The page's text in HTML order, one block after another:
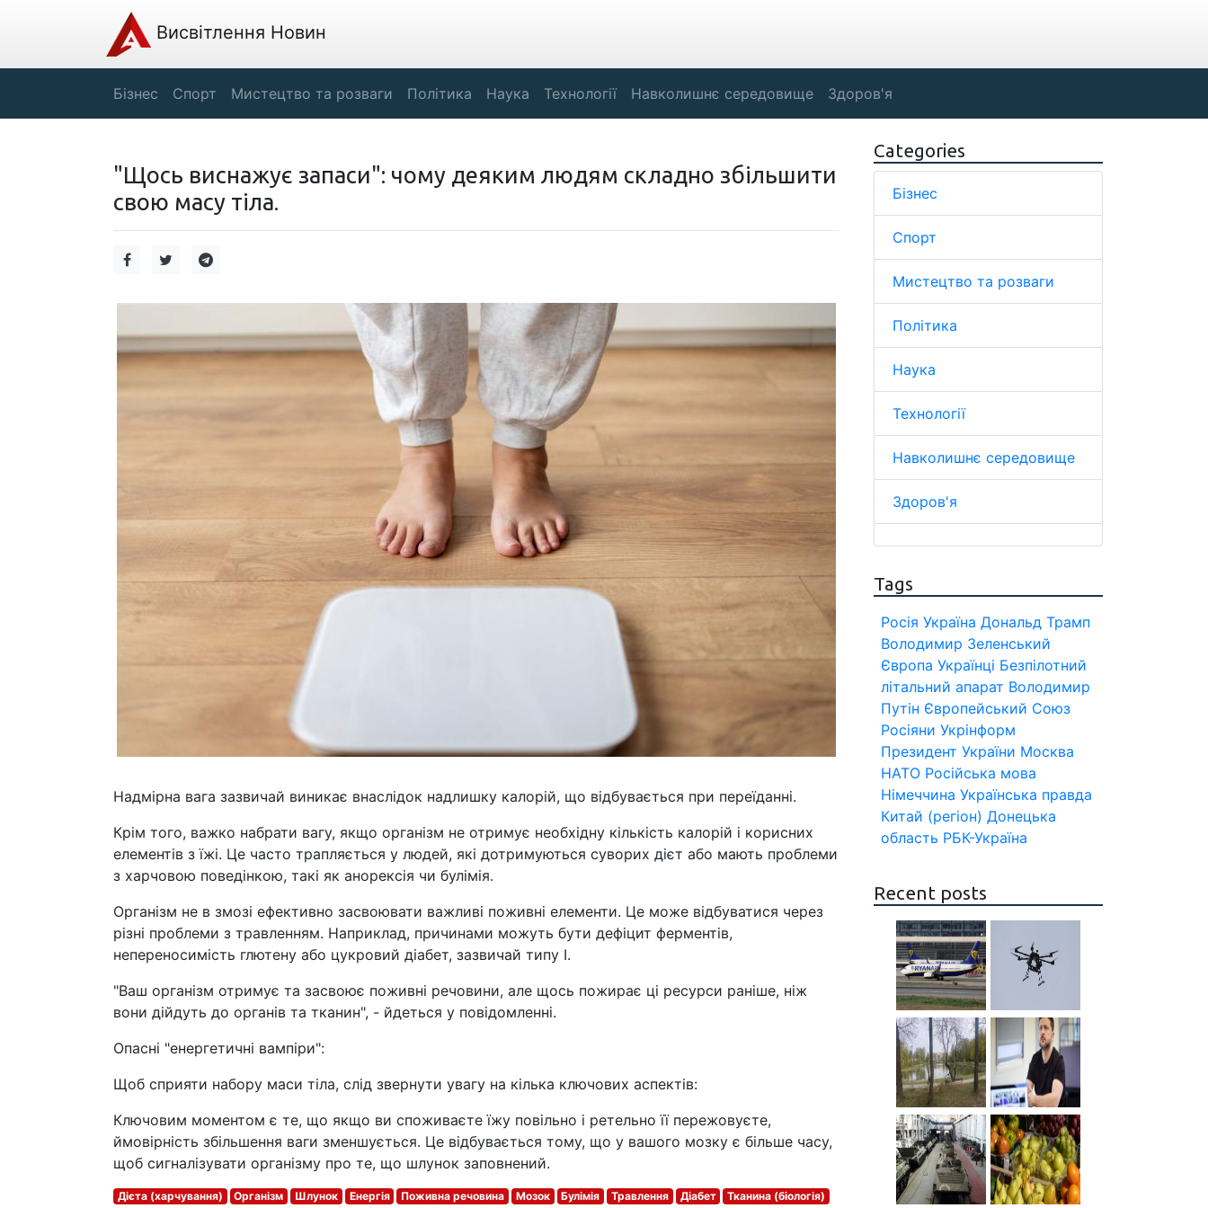
Висвітлення Новин
Бізнес Спорт Мистецтво та розваги Політика Наука Технології Навколишнє середовище Здоров'я
"Щось виснажує запаси": чому деяким людям складно збільшити
свою масу тіла.
Надмірна вага зазвичай виникає внаслідок надлишку калорій, що відбувається при переїданні.
Крім того, важко набрати вагу, якщо організм не отримує необхідну кількість калорій і корисних
елементів з їжі. Це часто трапляється у людей, які дотримуються суворих дієт або мають проблеми
з харчовою поведінкою, такі як анорексія чи булімія.
Організм не в змозі ефективно засвоювати важливі поживні елементи. Це може відбуватися через
різні проблеми з травленням. Наприклад, причинами можуть бути дефіцит ферментів,
непереносимість глютену або цукровий діабет, зазвичай типу І.
"Ваш організм отримує та засвоює поживні речовини, але щось пожирає ці ресурси раніше, ніж
вони дійдуть до органів та тканин", - йдеться у повідомленні.
Опасні "енергетичні вампіри":
Щоб сприяти набору маси тіла, слід звернути увагу на кілька ключових аспектів:
Ключовим моментом є те, що якщо ви споживаєте їжу повільно і ретельно її пережовуєте,
ймовірність збільшення ваги зменшується. Це відбувається тому, що у вашого мозку є більше часу,
щоб сигналізувати організму про те, що шлунок заповнений.
Дієта (харчування) Організм Шлунок Енергія Поживна речовина Мозок Булімія Травлення Діабет Тканина (біологія)
Categories
Бізнес
Спорт
Мистецтво та розваги
Політика
Наука
Технології
Навколишнє середовище
Здоров'я
Tags
Росія Україна Дональд Трамп
Володимир Зеленський
Європа Українці Безпілотний
літальний апарат Володимир
Путін Європейський Союз
Росіяни Укрінформ
Президент України Москва
НАТО Російська мова
Німеччина Українська правда
Китай (регіон) Донецька
область РБК-Україна
Recent posts